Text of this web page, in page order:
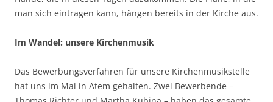
man sich eintragen kann, hängen bereits in der Kirche aus.
Im Wandel: unsere Kirchenmusik
Das Bewerbungsverfahren für unsere Kirchenmusikstelle
hat uns im Mai in Atem gehalten. Zwei Bewerbende –